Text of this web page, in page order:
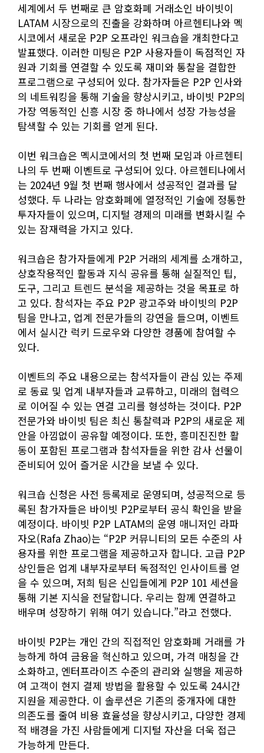
세계에서 두 번째로 큰 암호화폐 거래소인 바이빗이
LATAM 시장으로의 진출을 강화하며 아르헨티나와 멕
시코에서 새로운 P2P 오프라인 워크숍을 개최한다고
발표했다. 이러한 미팅은 P2P 사용자들이 독점적인 자
원과 기회를 연결할 수 있도록 재미와 통찰을 결합한
프로그램으로 구성되어 있다. 참가자들은 P2P 인사와
의 네트워킹을 통해 기술을 향상시키고, 바이빗 P2P의
가장 역동적인 신흥 시장 중 하나에서 성장 가능성을
탐색할 수 있는 기회를 얻게 된다.
이번 워크숍은 멕시코에서의 첫 번째 모임과 아르헨티
나의 두 번째 이벤트로 구성되어 있다. 아르헨티나에서
는 2024년 9월 첫 번째 행사에서 성공적인 결과를 달
성했다. 두 나라는 암호화폐에 열정적인 기술에 정통한
투자자들이 있으며, 디지털 경제의 미래를 변화시킬 수
있는 잠재력을 가지고 있다.
워크숍은 참가자들에게 P2P 거래의 세계를 소개하고,
상호작용적인 활동과 지식 공유를 통해 실질적인 팁,
도구, 그리고 트렌드 분석을 제공하는 것을 목표로 하
고 있다. 참석자는 주요 P2P 광고주와 바이빗의 P2P
팀을 만나고, 업계 전문가들의 강연을 들으며, 이벤트
에서 실시간 럭키 드로우와 다양한 경품에 참여할 수
있다.
이벤트의 주요 내용으로는 참석자들이 관심 있는 주제
로 동료 및 업계 내부자들과 교류하고, 미래의 협력으
로 이어질 수 있는 연결 고리를 형성하는 것이다. P2P
전문가와 바이빗 팀은 최신 통찰력과 P2P의 새로운 제
안을 아낌없이 공유할 예정이다. 또한, 흥미진진한 활
동이 포함된 프로그램과 참석자들을 위한 감사 선물이
준비되어 있어 즐거운 시간을 보낼 수 있다.
워크숍 신청은 사전 등록제로 운영되며, 성공적으로 등
록된 참가자들은 바이빗 P2P로부터 공식 확인을 받을
예정이다. 바이빗 P2P LATAM의 운영 매니저인 라파
자오(Rafa Zhao)는 “P2P 커뮤니티의 모든 수준의 사
용자를 위한 프로그램을 제공하고자 합니다. 고급 P2P
상인들은 업계 내부자로부터 독점적인 인사이트를 얻
을 수 있으며, 저희 팀은 신입들에게 P2P 101 세션을
통해 기본 지식을 전달합니다. 우리는 함께 연결하고
배우며 성장하기 위해 여기 있습니다.”라고 전했다.
바이빗 P2P는 개인 간의 직접적인 암호화폐 거래를 가
능하게 하여 금융을 혁신하고 있으며, 가격 매칭을 간
소화하고, 엔터프라이즈 수준의 관리와 실행을 제공하
여 고객이 현지 결제 방법을 활용할 수 있도록 24시간
지원을 제공한다. 이 솔루션은 기존의 중개자에 대한
의존도를 줄여 비용 효율성을 향상시키고, 다양한 경제
적 배경을 가진 사람들에게 디지털 자산을 더욱 접근
가능하게 만든다.